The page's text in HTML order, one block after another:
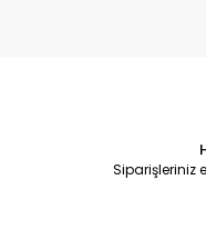
Siparişleriniz